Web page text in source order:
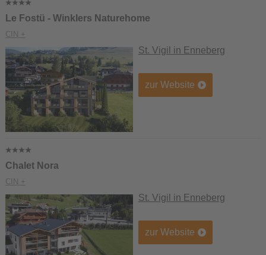
Le Fostü - Winklers Naturehome
CIN +
St. Vigil in Enneberg
zur Website
Chalet Nora
CIN +
St. Vigil in Enneberg
zur Website